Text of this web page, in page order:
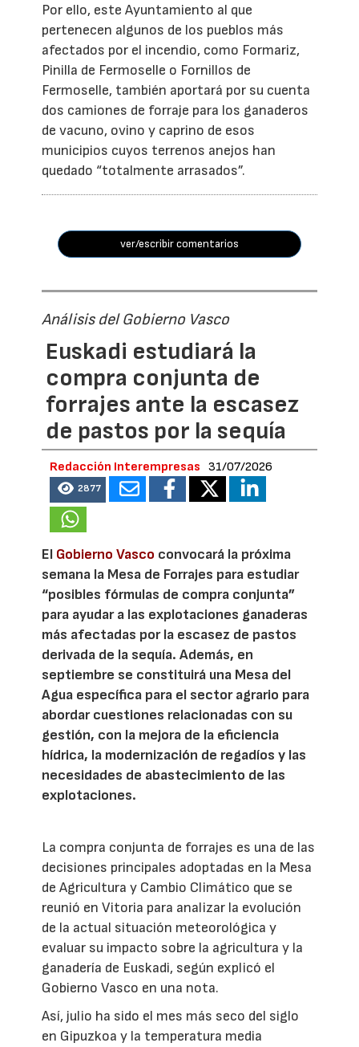
Por ello, este Ayuntamiento al que
pertenecen algunos de los pueblos más
afectados por el incendio, como Formariz,
Pinilla de Fermoselle o Fornillos de
Fermoselle, también aportará por su cuenta
dos camiones de forraje para los ganaderos
de vacuno, ovino y caprino de esos
municipios cuyos terrenos anejos han
quedado “totalmente arrasados”.
ver/escribir comentarios
Análisis del Gobierno Vasco
Euskadi estudiará la
compra conjunta de
forrajes ante la escasez
de pastos por la sequía
Redacción Interempresas 31/07/2026
2877
El Gobierno Vasco convocará la próxima
semana la Mesa de Forrajes para estudiar
“posibles fórmulas de compra conjunta”
para ayudar a las explotaciones ganaderas
más afectadas por la escasez de pastos
derivada de la sequía. Además, en
septiembre se constituirá una Mesa del
Agua específica para el sector agrario para
abordar cuestiones relacionadas con su
gestión, con la mejora de la eficiencia
hídrica, la modernización de regadíos y las
necesidades de abastecimiento de las
explotaciones.
La compra conjunta de forrajes es una de las
decisiones principales adoptadas en la Mesa
de Agricultura y Cambio Climático que se
reunió en Vitoria para analizar la evolución
de la actual situación meteorológica y
evaluar su impacto sobre la agricultura y la
ganadería de Euskadi, según explicó el
Gobierno Vasco en una nota.
Así, julio ha sido el mes más seco del siglo
en Gipuzkoa y la temperatura media